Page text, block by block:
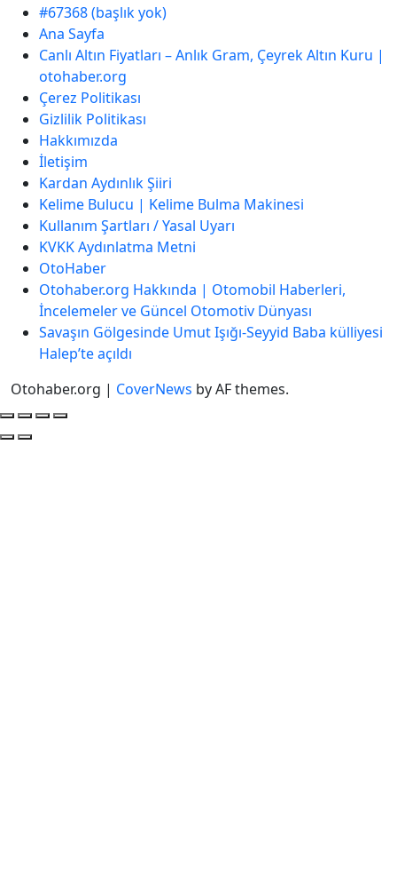
#67368 (başlık yok)
Ana Sayfa
Canlı Altın Fiyatları – Anlık Gram, Çeyrek Altın Kuru |
otohaber.org
Çerez Politikası
Gizlilik Politikası
Hakkımızda
İletişim
Kardan Aydınlık Şiiri
Kelime Bulucu | Kelime Bulma Makinesi
Kullanım Şartları / Yasal Uyarı
KVKK Aydınlatma Metni
OtoHaber
Otohaber.org Hakkında | Otomobil Haberleri,
İncelemeler ve Güncel Otomotiv Dünyası
Savaşın Gölgesinde Umut Işığı-Seyyid Baba külliyesi
Halep’te açıldı
Otohaber.org | CoverNews by AF themes.